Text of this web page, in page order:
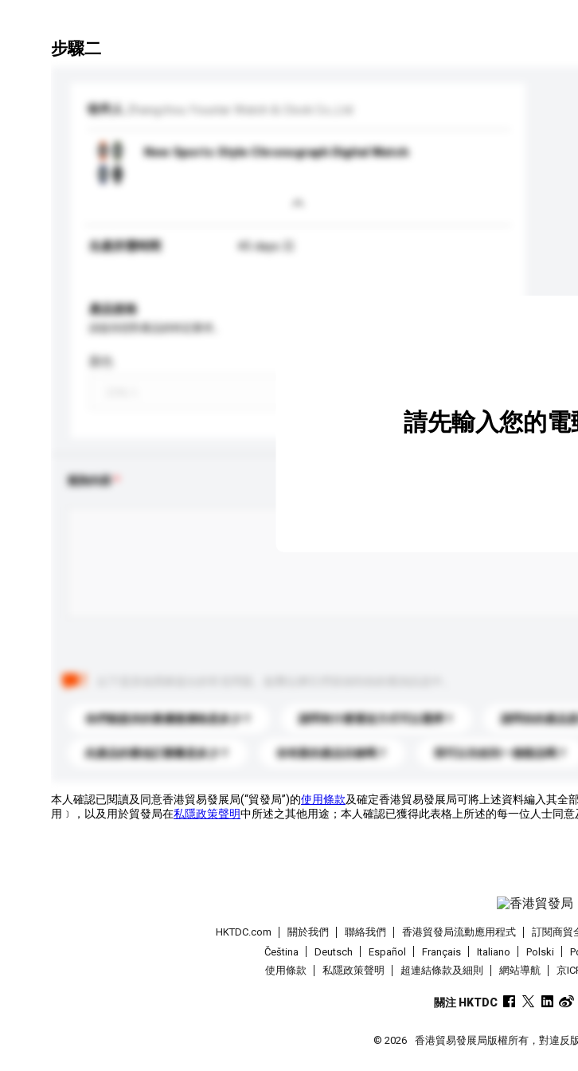
步驟二
收件人 Zhangzhou Youstar Watch & Clock Co.,Ltd
New Sports Style Chronograph Digital Watch
生產所需時間 45 days 日
產品規格
顏色
查詢內容
你們能提供的最優惠價格是多少？ 請問有什麼運送方式可以選擇？ 請問你的產品
此產品的最低訂購量是多少？ 你有新的產品目錄嗎？ 我可以先收到一個樣品嗎？
請先輸入您的電
本人確認已閱讀及同意香港貿易發展局(“貿發局”)的使用條款及確定香港貿易發展局可將上述資料編入其全
用﹞，以及用於貿發局在私隱政策聲明中所述之其他用途；本人確認已獲得此表格上所述的每一位人士同
HKTDC.com 關於我們 聯絡我們 香港貿發局流動應用程式 訂閱商貿
Čeština
Deutsch Español Français Italiano Polski
使用條款
私隱政策聲明 超連結條款及細則 網站導航 京
關注 HKTDC
© 2026 香港貿易發展局版權所有，對違反